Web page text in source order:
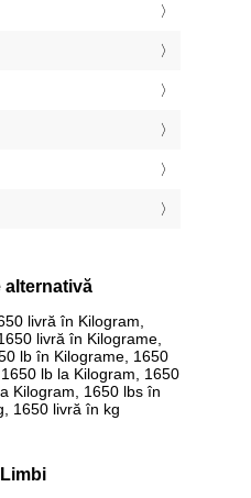
alternativă
livră în Kilogram,
livră în Kilograme,
lb în Kilograme, 1650
lb la Kilogram, 1650
Kilogram, 1650 lbs în
1650 livră în kg